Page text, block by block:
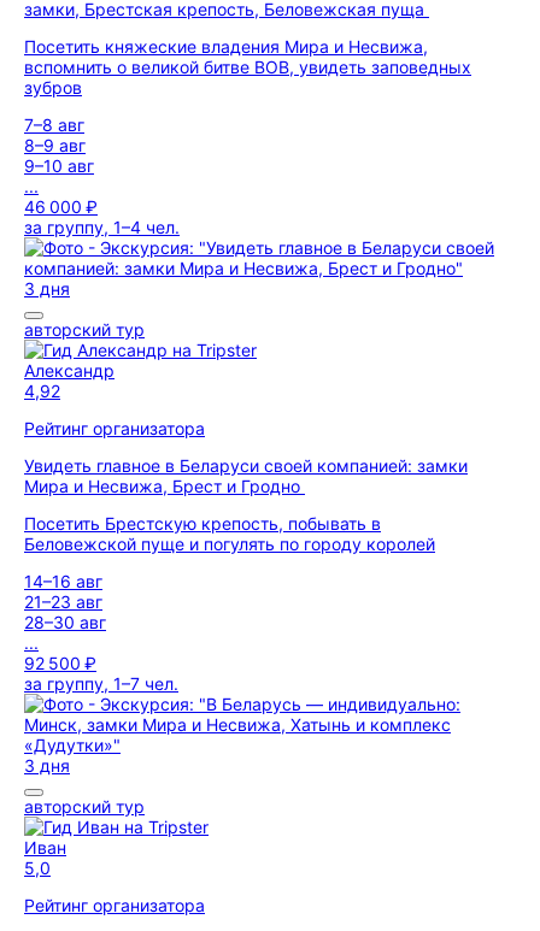
замки, Брестская крепость, Беловежская пуща
Посетить княжеские владения Мира и Несвижа,
вспомнить о великой битве ВОВ, увидеть заповедных
зубров
7–8 авг
8–9 авг
9–10 авг
...
46 000 ₽
за группу, 1–4 чел.
3 дня
авторский тур
Александр
4,92
Рейтинг организатора
Увидеть главное в Беларуси своей компанией: замки
Мира и Несвижа, Брест и Гродно
Посетить Брестскую крепость, побывать в
Беловежской пуще и погулять по городу королей
14–16 авг
21–23 авг
28–30 авг
...
92 500 ₽
за группу, 1–7 чел.
3 дня
авторский тур
Иван
5,0
Рейтинг организатора